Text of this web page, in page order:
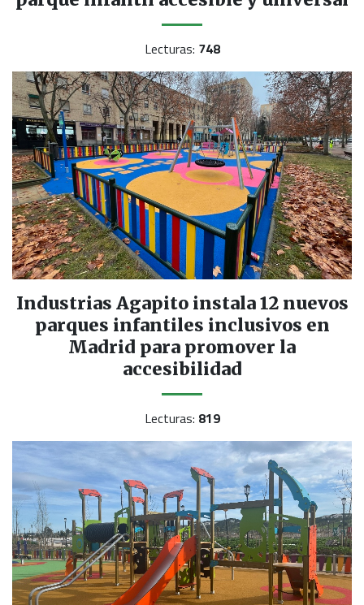
Lecturas: 748
Industrias Agapito instala 12 nuevos
parques infantiles inclusivos en
Madrid para promover la
accesibilidad
Lecturas: 819